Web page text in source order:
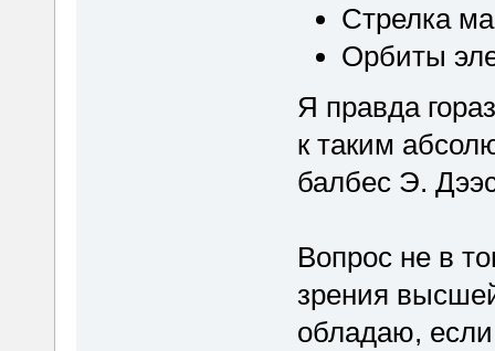
Стрелка
Орбиты
Я правда
к таким
балбес Э.
Вопрос не в
зрения
обладаю,